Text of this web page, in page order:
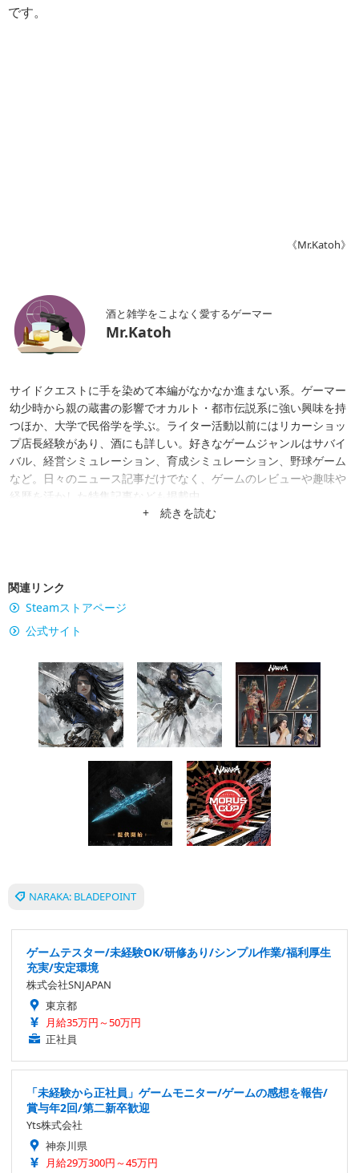
です。
《Mr.Katoh》
酒と雑学をこよなく愛するゲーマー
Mr.Katoh
サイドクエストに手を染めて本編がなかなか進まない系。ゲーマー
幼少時から親の蔵書の影響でオカルト・都市伝説系に強い興味を持
つほか、大学で民俗学を学ぶ。ライター活動以前にはリカーショッ
プ店長経験があり、酒にも詳しい。好きなゲームジャンルはサバイ
バル、経営シミュレーション、育成シミュレーション、野球ゲーム
など。日々のニュース記事だけでなく、ゲームのレビューや趣味や
経歴を活かした特集記事なども掲載中。
+ 続きを読む
関連リンク
Steamストアページ
公式サイト
NARAKA: BLADEPOINT
ゲームテスター/未経験OK/研修あり/シンプル作業/福利厚生
充実/安定環境
株式会社SNJAPAN
東京都
月給35万円～50万円
正社員
「未経験から正社員」ゲームモニター/ゲームの感想を報告/
賞与年2回/第二新卒歓迎
Yts株式会社
神奈川県
月給29万300円～45万円